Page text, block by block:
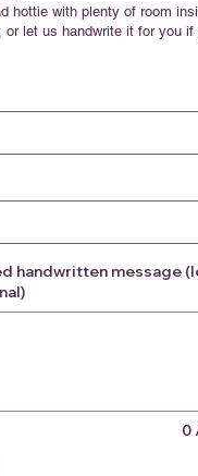
hottie with plenty of room
let us handwrite it for you if
handwritten message
0